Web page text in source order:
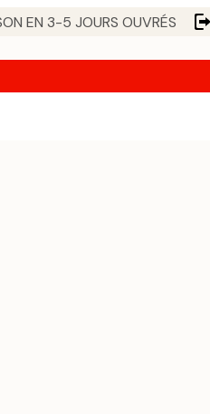
EN 3-5 JOURS OUVRÉS